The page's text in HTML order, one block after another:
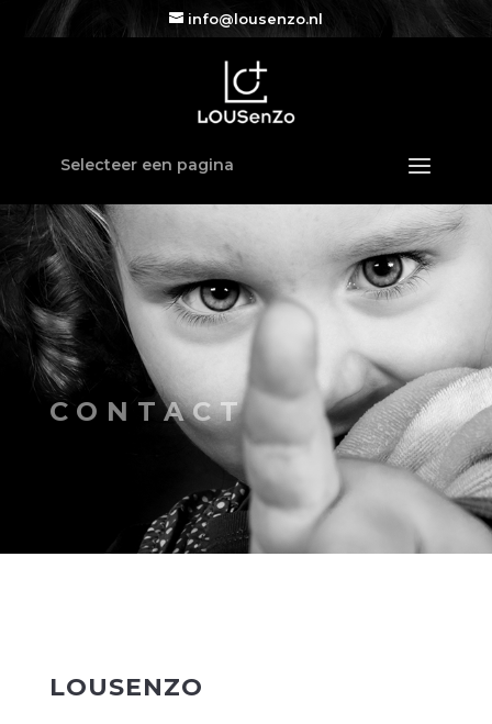
info@lousenzo.nl
Selecteer een pagina
CONTACT
LOUSENZO